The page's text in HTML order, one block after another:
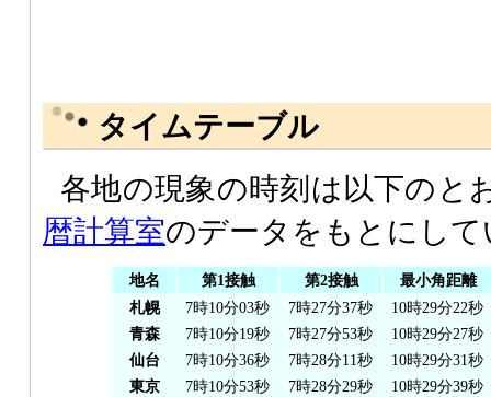
タイムテーブル
各地の現象の時刻は以下のと
暦計算室のデータをもとにし
地名 第1接触 第2接触
最小角距離
札幌
7時10分03秒 7時27分37秒
10時29分22秒
青森
7時10分19秒 7時27分53秒
10時29分27秒
仙台
7時10分36秒 7時28分11秒
10時29分31秒
東京
7時10分53秒 7時28分29秒
10時29分39秒